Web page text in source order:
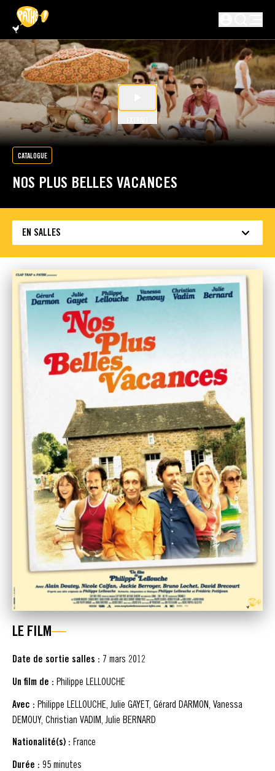
PASSER AU CONTENU PRINCIPAL
EXTRAIT
CATALOGUE
NOS PLUS BELLES VACANCES
EN SALLES
LE FILM
Date de sortie salles : 7 mars 2012
Un film de : Philippe LELLOUCHE
Avec : Philippe LELLOUCHE, Julie GAYET, Gérard DARMON, Vanessa
DEMOUY, Christian VADIM, Julie BERNARD
Nationalité(s) : France
Durée : 95 minutes